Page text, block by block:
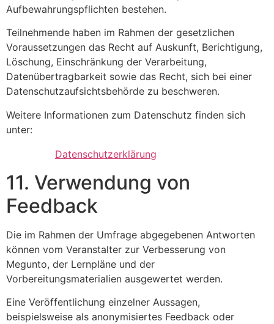
Aufbewahrungspflichten bestehen.
Teilnehmende haben im Rahmen der gesetzlichen
Voraussetzungen das Recht auf Auskunft, Berichtigung,
Löschung, Einschränkung der Verarbeitung,
Datenübertragbarkeit sowie das Recht, sich bei einer
Datenschutzaufsichtsbehörde zu beschweren.
Weitere Informationen zum Datenschutz finden sich
unter:
Datenschutzerklärung
11. Verwendung von
Feedback
Die im Rahmen der Umfrage abgegebenen Antworten
können vom Veranstalter zur Verbesserung von
Megunto, der Lernpläne und der
Vorbereitungsmaterialien ausgewertet werden.
Eine Veröffentlichung einzelner Aussagen,
beispielsweise als anonymisiertes Feedback oder